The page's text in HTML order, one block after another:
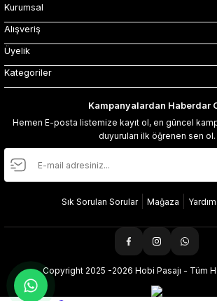
Kurumsal
Alışveriş
Üyelik
Kategoriler
Kampanyalardan Haberdar
Hemen E-posta listemize kayıt ol, en güncel
duyuruları ilk öğrenen sen ol.
Sık Sorulan Sorular Mağaza
Copyright 2025 -2026 Hobi Pasajı - Tüm